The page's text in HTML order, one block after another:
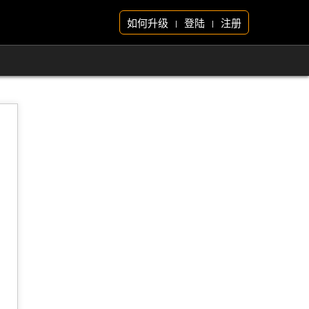
如何升级 | 登陆 | 注册